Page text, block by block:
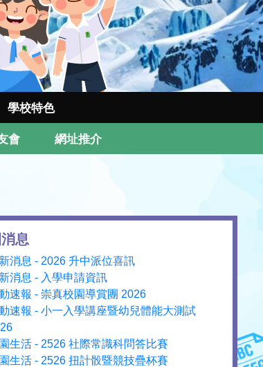
學校特色
會 網址推介
息
消息 - 2026 升中派位喜訊
消息 - 入學申請資訊
速報 - 崇真校園導賞團 2026
速報 - 小一入學講座暨幼兒體能大測試
生活 - 2526 社際常識科問答比賽
生活 - 2526 扭計骰暨競技疊杯賽